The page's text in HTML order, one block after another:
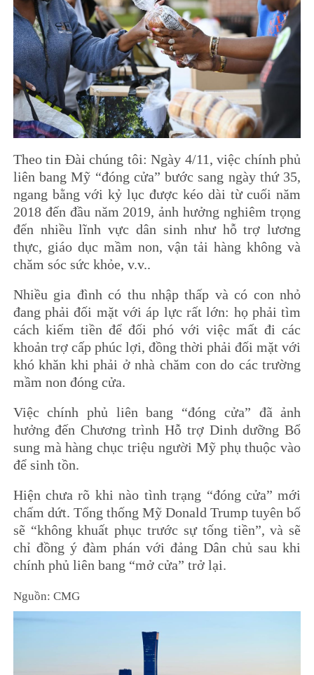
Theo tin Đài chúng tôi: Ngày 4/11, việc chính phủ
liên bang Mỹ “đóng cửa” bước sang ngày thứ 35,
ngang bằng với kỷ lục được kéo dài từ cuối năm
2018 đến đầu năm 2019, ảnh hưởng nghiêm trọng
đến nhiều lĩnh vực dân sinh như hỗ trợ lương
thực, giáo dục mầm non, vận tải hàng không và
chăm sóc sức khỏe, v.v..
Nhiều gia đình có thu nhập thấp và có con nhỏ
đang phải đối mặt với áp lực rất lớn: họ phải tìm
cách kiếm tiền để đối phó với việc mất đi các
khoản trợ cấp phúc lợi, đồng thời phải đối mặt với
khó khăn khi phải ở nhà chăm con do các trường
mầm non đóng cửa.
Việc chính phủ liên bang “đóng cửa” đã ảnh
hưởng đến Chương trình Hỗ trợ Dinh dưỡng Bổ
sung mà hàng chục triệu người Mỹ phụ thuộc vào
để sinh tồn.
Hiện chưa rõ khi nào tình trạng “đóng cửa” mới
chấm dứt. Tổng thống Mỹ Donald Trump tuyên bố
sẽ “không khuất phục trước sự tống tiền”, và sẽ
chỉ đồng ý đàm phán với đảng Dân chủ sau khi
chính phủ liên bang “mở cửa” trở lại.
Nguồn: CMG